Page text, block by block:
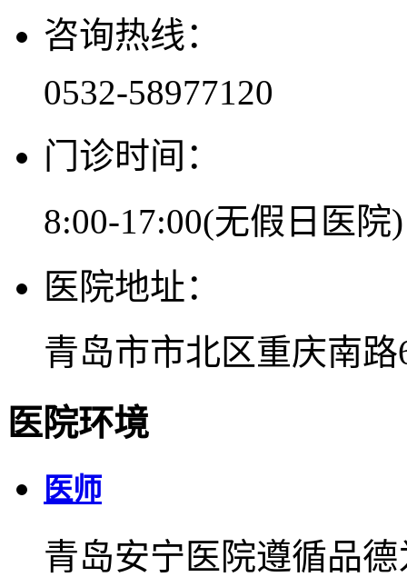
咨询热线：
0532-58977120
门诊时间：
8:00-17:00(无假日医院)
医院地址：
青岛市市北区重庆南路
医院环境
医师
青岛安宁医院遵循品